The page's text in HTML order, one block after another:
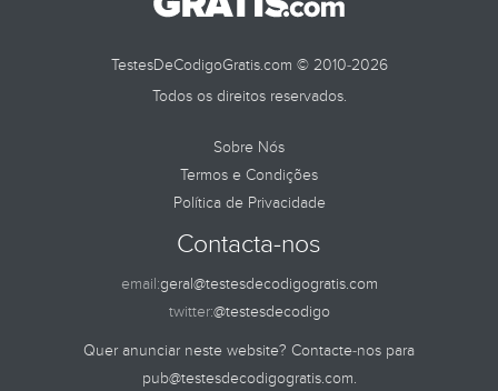
TestesDeCodigoGratis.com © 2010-2026
Todos os direitos reservados.
Sobre Nós
Termos e Condições
Política de Privacidade
Contacta-nos
email:geral@testesdecodigogratis.com
twitter:@testesdecodigo
Quer anunciar neste website? Contacte-nos para
pub@testesdecodigogratis.com.